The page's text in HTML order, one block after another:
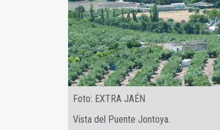
Foto: EXTRA JAÉN
Vista del Puente Jontoya.